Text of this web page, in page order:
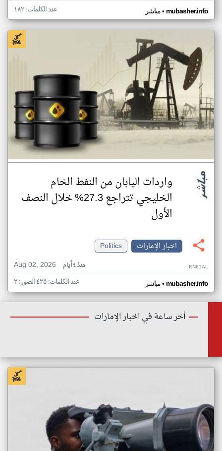
مباشر• mubasher.info عدد الكلمات: ١٨٢
واردات اليابان من النفط الخام
الخليجي تتراجع 27.3% خلال النصف
الأول
اخبار الإمارات
Politics
Aug 02, 2026
منذ ٤ أيام KN61AL
مباشر• mubasher.info عدد الكلمات: ٤٢٥ الصور: ٢
أخر ساعة في اخبار الإمارات